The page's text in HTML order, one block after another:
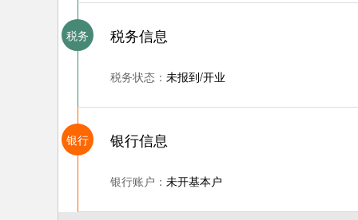
税务 税务信息
税务状态： 未报到/开业
银行 银行信息
银行账户： 未开基本户